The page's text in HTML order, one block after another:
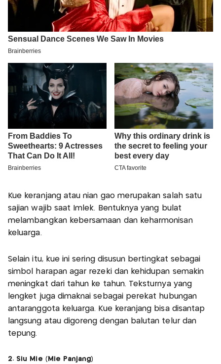
Kue keranjang atau nian gao merupakan salah satu
sajian wajib saat Imlek. Bentuknya yang bulat
melambangkan kebersamaan dan keharmonisan
keluarga.
Selain itu, kue ini sering disusun bertingkat sebagai
simbol harapan agar rezeki dan kehidupan semakin
meningkat dari tahun ke tahun. Teksturnya yang
lengket juga dimaknai sebagai perekat hubungan
antaranggota keluarga. Kue keranjang bisa disantap
langsung atau digoreng dengan balutan telur dan
tepung.
2. Siu Mie (Mie Panjang)